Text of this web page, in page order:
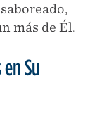
más de Él.
Su